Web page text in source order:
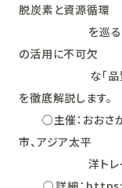
脱炭素と資源循環
を巡る最新動
の活用に不可欠
な「品質保証
を徹底解説します。
○主催：おおさか
市、アジア太平
洋トレードセ